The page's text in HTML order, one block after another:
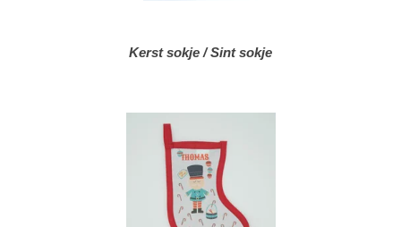
Kerst sokje / Sint sokje